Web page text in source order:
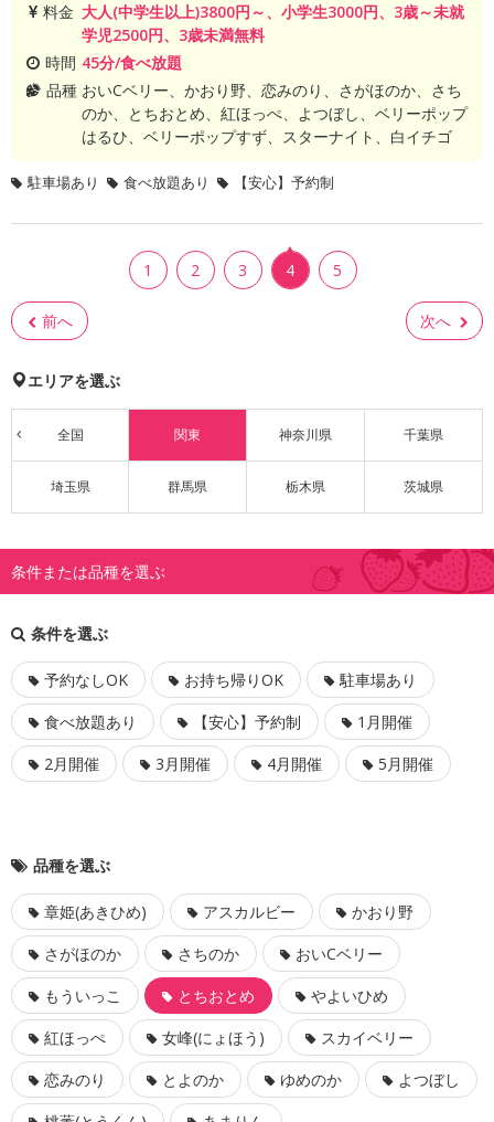
料金 大人(中学生以上)3800円～、小学生3000円、3歳～未就
学児2500円、3歳未満無料
時間 45分/食べ放題
品種 おいCベリー、かおり野、恋みのり、さがほのか、さち
のか、とちおとめ、紅ほっぺ、よつぼし、ベリーポップ
はるひ、ベリーポップすず、スターナイト、白イチゴ
駐車場あり 食べ放題あり 【安心】予約制
前へ
1 2 3 4 5
次へ
エリアを選ぶ
全国 関東 神奈川県 千葉県
埼玉県 群馬県 栃木県 茨城県
条件または品種を選ぶ
条件を選ぶ
予約なしOK お持ち帰りOK
駐車場あり
食べ放題あり
【安心】予約制
1月開催
2月開催
3月開催 4月開催 5月開催
品種を選ぶ
章姫(あきひめ) アスカルビー
かおり野
さがほのか
さちのか
おいCベリー
もういっこ
とちおとめ
やよいひめ
紅ほっぺ
女峰(にょほう)
スカイベリー
恋みのり
とよのか ゆめのか
よつぼし